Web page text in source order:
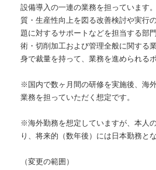
設備導入の一連の業務を担っています
質・生産性向上を図る改善検討や実行
題に対するサポートなどを担当する部
術・切削加工および管理全般に関する
身で裁量を持って、業務を進められる
※国内で数ヶ月間の研修を実施後、海
業務を担っていただく想定です。
※海外勤務を想定していますが、本人
り、将来的（数年後）には日本勤務と
（変更の範囲）